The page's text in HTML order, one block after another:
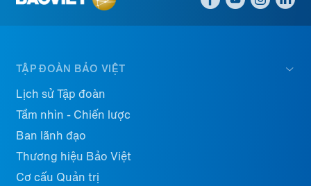
TẬP ĐOÀN BẢO VIỆT
Lịch sử Tập đoàn
Tầm nhìn - Chiến lược
Ban lãnh đạo
Thương hiệu Bảo Việt
Cơ cấu Quản trị